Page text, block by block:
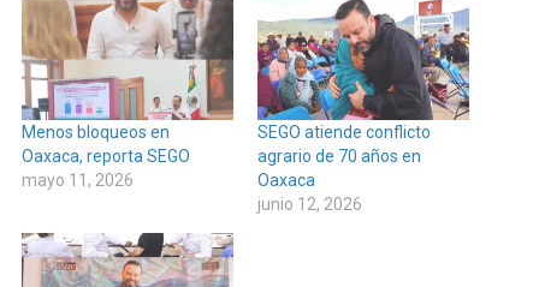
Menos bloqueos en
Oaxaca, reporta SEGO
mayo 11, 2026
SEGO atiende conflicto
agrario de 70 años en
Oaxaca
junio 12, 2026